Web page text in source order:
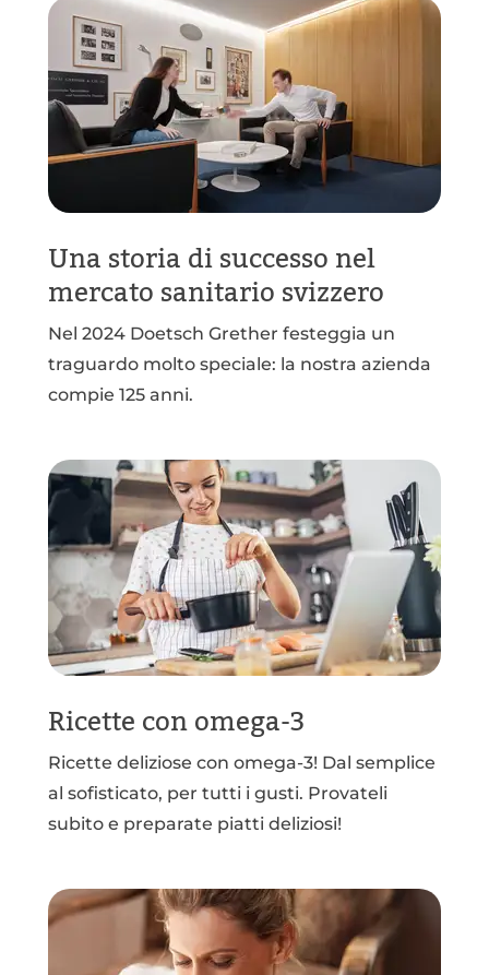
Una storia di successo nel
mercato sanitario svizzero
Nel 2024 Doetsch Grether festeggia un
traguardo molto speciale: la nostra azienda
compie 125 anni.
Ricette con omega-3
Ricette deliziose con omega-3! Dal semplice
al sofisticato, per tutti i gusti. Provateli
subito e preparate piatti deliziosi!